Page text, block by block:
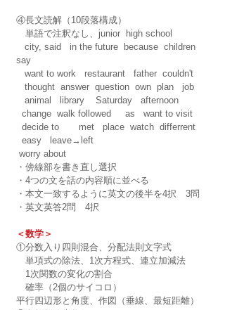
④長文読解（10段落構成）
単語で注釈なし、junior  high school
say
   want to work   restaurant   father  couldn't
   thought  answer  question  own  plan   job
   animal   library    Saturday   afternoon
  change  walk followed     as   want to visit
  decide to       met   place  watch  differrent
  easy   leave→left
worry about
・傍線部を書き直し選択
・4つの文を話の内容順に並べる
・本文一致するように英文の後半を4択　3問
・英文英答2問　4択
＜数学＞
①分数入り四則混合、分配法則文字式
単項式の除法、1次方程式、連立加減法
1次関数の変化の割合
確率（2個のサイコロ）
平行四辺形と角度、作図（垂線、最短距離）